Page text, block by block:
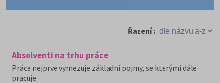
Řazení :
Absolventi na trhu práce
Práce nejprve vymezuje základní pojmy, se kterými dále
pracuje.